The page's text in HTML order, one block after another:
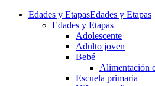
Edades y EtapasEdades y Etapas
Edades y Etapas
Adolescente
Adulto joven
Bebé
Alimentación
Escuela primaria